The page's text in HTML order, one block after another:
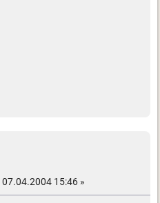
07.04.2004 15:46 »